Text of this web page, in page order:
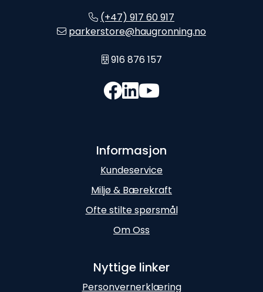
(+47) 917 60 917
parkerstore@haugronning.no
916 876 157
Informasjon
Kundeservice
Miljø & Bærekraft
Ofte stilte spørsmål
Om Oss
Nyttige linker
Personvernerklæring